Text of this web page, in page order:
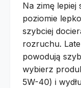
Na zimę lepiej
poziomie
szybciej
rozruchu.
powodują
wybierz
5W-40) i